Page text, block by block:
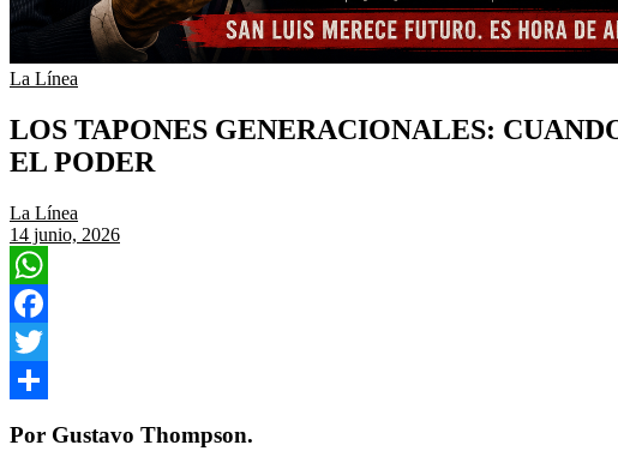
La Línea
LOS TAPONES GENERACIONALES:
EL PODER
La Línea
14 junio, 2026
WhatsApp
Facebook
Twitter
Por Gustavo Thompson.